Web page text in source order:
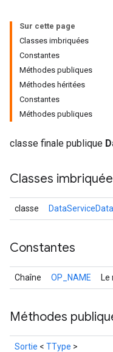
Sur cette page
Classes imbriquées
Constantes
Méthodes publiques
Méthodes héritées
Constantes
Méthodes publiques
classe finale publique
Classes
classe
Constantes
Chaîne OP_NAME
Méthodes
Sortie < TType >